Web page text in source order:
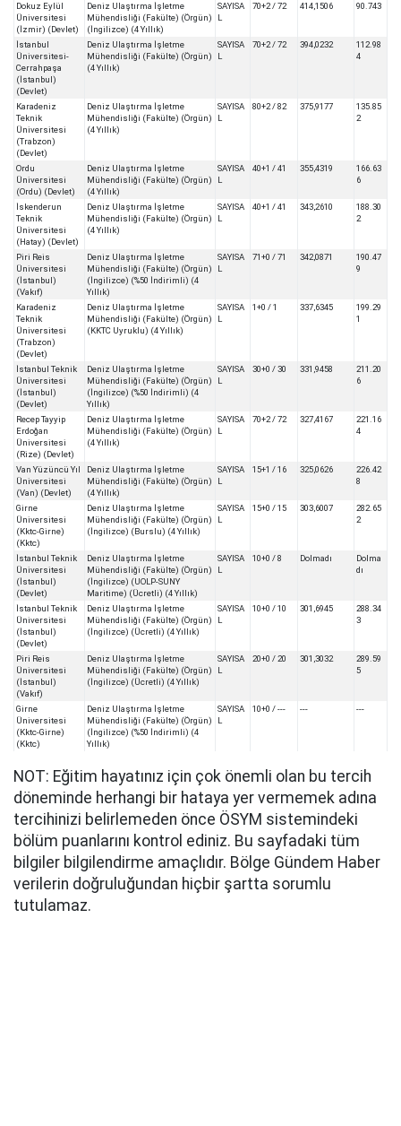
Dokuz Eylül
Üniversitesi
(İzmir) (Devlet)
Deniz Ulaştırma İşletme
Mühendisliği (Fakülte) (Örgün)
(İngilizce) (4 Yıllık)
SAYISA
L
70+2 / 72 414,1506 90.743
İstanbul
Üniversitesi-
Cerrahpaşa
(İstanbul)
(Devlet)
Deniz Ulaştırma İşletme
Mühendisliği (Fakülte) (Örgün)
(4 Yıllık)
SAYISA
L
70+2 / 72 394,0232
112.98
4
Karadeniz
Teknik
Üniversitesi
(Trabzon)
(Devlet)
Deniz Ulaştırma İşletme
Mühendisliği (Fakülte) (Örgün)
(4 Yıllık)
SAYISA
L
80+2 / 82 375,9177
135.85
2
Ordu
Üniversitesi
(Ordu) (Devlet)
Deniz Ulaştırma İşletme
Mühendisliği (Fakülte) (Örgün)
(4 Yıllık)
SAYISA
L
40+1 / 41 355,4319
166.63
6
İskenderun
Teknik
Üniversitesi
(Hatay) (Devlet)
Deniz Ulaştırma İşletme
Mühendisliği (Fakülte) (Örgün)
(4 Yıllık)
SAYISA
L
40+1 / 41 343,2610
188.30
2
Piri Reis
Üniversitesi
(İstanbul)
(Vakıf)
Deniz Ulaştırma İşletme
Mühendisliği (Fakülte) (Örgün)
(İngilizce) (%50 İndirimli) (4
Yıllık)
SAYISA
L
71+0 / 71 342,0871
190.47
9
Karadeniz
Teknik
Üniversitesi
(Trabzon)
(Devlet)
Deniz Ulaştırma İşletme
Mühendisliği (Fakülte) (Örgün)
(KKTC Uyruklu) (4 Yıllık)
SAYISA
L
1+0 / 1 337,6345
199.29
1
İstanbul Teknik
Üniversitesi
(İstanbul)
(Devlet)
Deniz Ulaştırma İşletme
Mühendisliği (Fakülte) (Örgün)
(İngilizce) (%50 İndirimli) (4
Yıllık)
SAYISA
L
30+0 / 30 331,9458
211.20
6
Recep Tayyip
Erdoğan
Üniversitesi
(Rize) (Devlet)
Deniz Ulaştırma İşletme
Mühendisliği (Fakülte) (Örgün)
(4 Yıllık)
SAYISA
L
70+2 / 72 327,4167
221.16
4
Van Yüzüncü Yıl
Üniversitesi
(Van) (Devlet)
Deniz Ulaştırma İşletme
Mühendisliği (Fakülte) (Örgün)
(4 Yıllık)
SAYISA
L
15+1 / 16 325,0626
226.42
8
Girne
Üniversitesi
(Kktc-Girne)
(Kktc)
Deniz Ulaştırma İşletme
Mühendisliği (Fakülte) (Örgün)
(İngilizce) (Burslu) (4 Yıllık)
SAYISA
L
15+0 / 15 303,6007
282.65
2
İstanbul Teknik
Üniversitesi
(İstanbul)
(Devlet)
Deniz Ulaştırma İşletme
Mühendisliği (Fakülte) (Örgün)
(İngilizce) (UOLP-SUNY
Maritime) (Ücretli) (4 Yıllık)
SAYISA
L
10+0 / 8 Dolmadı
Dolma
dı
İstanbul Teknik
Üniversitesi
(İstanbul)
(Devlet)
Deniz Ulaştırma İşletme
Mühendisliği (Fakülte) (Örgün)
(İngilizce) (Ücretli) (4 Yıllık)
SAYISA
L
10+0 / 10 301,6945
288.34
3
Piri Reis
Üniversitesi
(İstanbul)
(Vakıf)
Deniz Ulaştırma İşletme
Mühendisliği (Fakülte) (Örgün)
(İngilizce) (Ücretli) (4 Yıllık)
SAYISA
L
20+0 / 20 301,3032
289.59
5
Girne
Üniversitesi
(Kktc-Girne)
(Kktc)
Deniz Ulaştırma İşletme
Mühendisliği (Fakülte) (Örgün)
(İngilizce) (%50 İndirimli) (4
Yıllık)
SAYISA
L
10+0 / --- --- ---
NOT: Eğitim hayatınız için çok önemli olan bu tercih
döneminde herhangi bir hataya yer vermemek adına
tercihinizi belirlemeden önce ÖSYM sistemindeki
bölüm puanlarını kontrol ediniz. Bu sayfadaki tüm
bilgiler bilgilendirme amaçlıdır. Bölge Gündem Haber
verilerin doğruluğundan hiçbir şartta sorumlu
tutulamaz.